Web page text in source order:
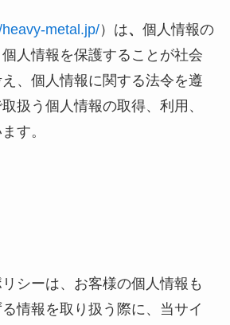
metal.jp/）は、 個人情報の
人情報を保護することが社会
、個人情報に関する法令を遵
扱う個人情報の取得、利用、
す。
シーは、お客様の個人情報も
情報を取り扱う際に、当サイ